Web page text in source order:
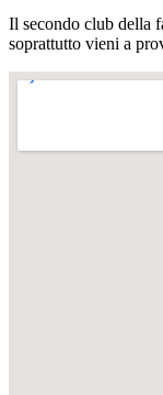
Il secondo club della
soprattutto vieni a
PDF